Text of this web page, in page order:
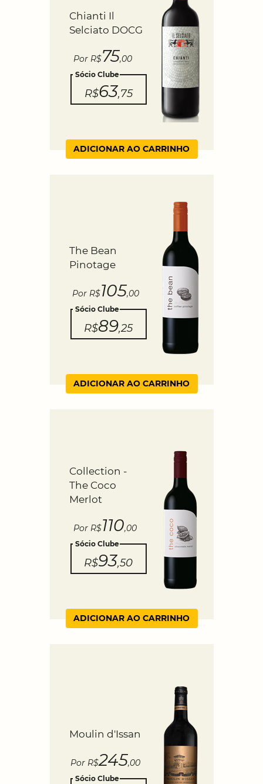
Chianti Il
Selciato DOCG
Por R$75,00
Sócio Clube
R$63,75
ADICIONAR AO CARRINHO
The Bean
Pinotage
Por R$105,00
Sócio Clube
R$89,25
ADICIONAR AO CARRINHO
Collection -
The Coco
Merlot
Por R$110,00
Sócio Clube
R$93,50
ADICIONAR AO CARRINHO
Moulin d'Issan
Por R$245,00
Sócio Clube